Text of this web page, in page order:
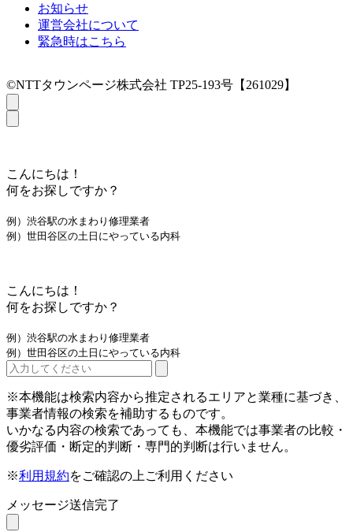
お知らせ
運営会社について
緊急時はこちら
©NTTタウンページ株式会社 TP25-193号【261029】
こんにちは！
何をお探しですか？
例）渋谷駅の水まわり修理業者
例）世田谷区の土日にやっている内科
こんにちは！
何をお探しですか？
例）渋谷駅の水まわり修理業者
例）世田谷区の土日にやっている内科
※本機能は検索内容から推定されるエリアと業種に基づき、
事業者情報の検索を補助するものです。
いかなる内容の検索であっても、本機能では事業者の比較・
優劣評価・断定的判断・専門的判断は行いません。
※利用規約をご確認の上ご利用ください
メッセージ送信完了